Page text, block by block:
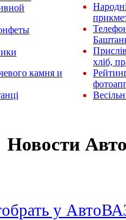
камня и
хліб,
Новости
у